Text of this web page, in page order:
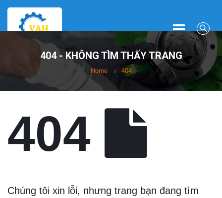
404 - KHÔNG TÌM THẤY TRANG
Home 404
404
Chúng tôi xin lỗi, nhưng trang bạn đang tìm